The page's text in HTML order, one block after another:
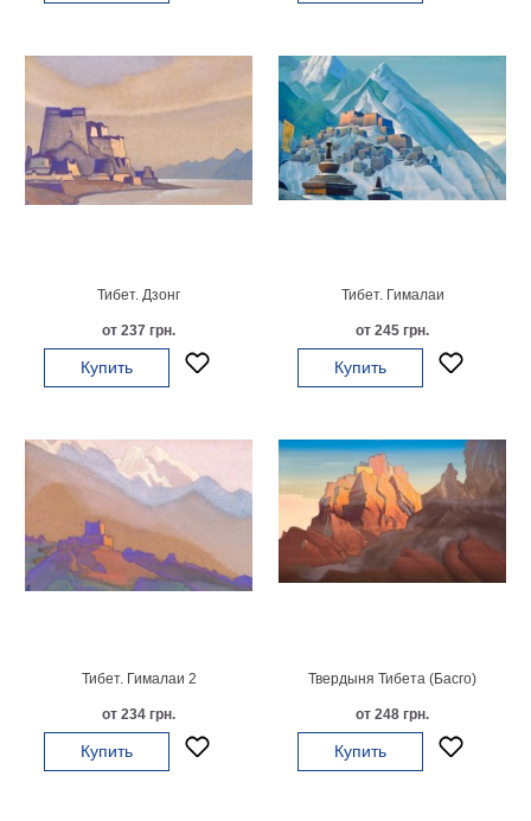
Тибет. Дзонг
от 237 грн.
Купить
Тибет. Гималаи
от 245 грн.
Купить
Тибет. Гималаи 2
от 234 грн.
Купить
Твердыня Тибета (Басго)
от 248 грн.
Купить